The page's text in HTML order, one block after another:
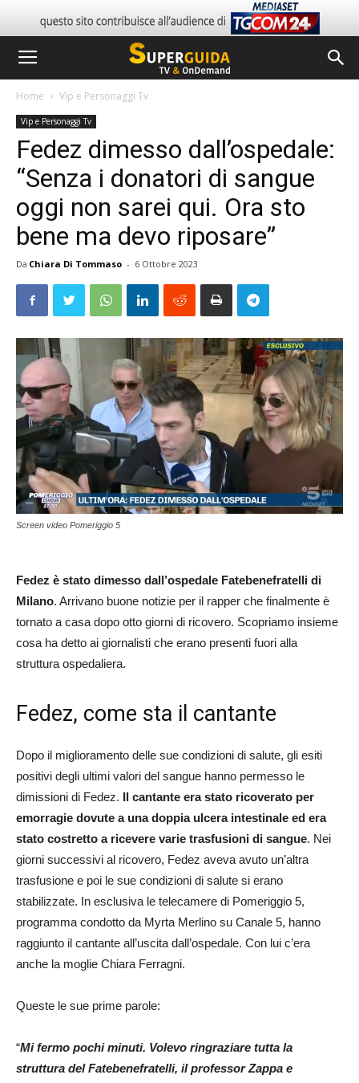
Home Vip e Personaggi Tv
Vip e Personaggi Tv
Fedez dimesso dall’ospedale:
“Senza i donatori di sangue
oggi non sarei qui. Ora sto
bene ma devo riposare”
Da Chiara Di Tommaso - 6 Ottobre 2023
Screen video Pomeriggio 5
Fedez è stato dimesso dall’ospedale Fatebenefratelli di
Milano. Arrivano buone notizie per il rapper che finalmente è
tornato a casa dopo otto giorni di ricovero. Scopriamo insieme
cosa ha detto ai giornalisti che erano presenti fuori alla
struttura ospedaliera.
Fedez, come sta il cantante
Dopo il miglioramento delle sue condizioni di salute, gli esiti
positivi degli ultimi valori del sangue hanno permesso le
dimissioni di Fedez. Il cantante era stato ricoverato per
emorragie dovute a una doppia ulcera intestinale ed era
stato costretto a ricevere varie trasfusioni di sangue. Nei
giorni successivi al ricovero, Fedez aveva avuto un’altra
trasfusione e poi le sue condizioni di salute si erano
stabilizzate. In esclusiva le telecamere di Pomeriggio 5,
programma condotto da Myrta Merlino su Canale 5, hanno
raggiunto il cantante all’uscita dall’ospedale. Con lui c’era
anche la moglie Chiara Ferragni.
Queste le sue prime parole:
“Mi fermo pochi minuti. Volevo ringraziare tutta la
struttura del Fatebenefratelli, il professor Zappa e